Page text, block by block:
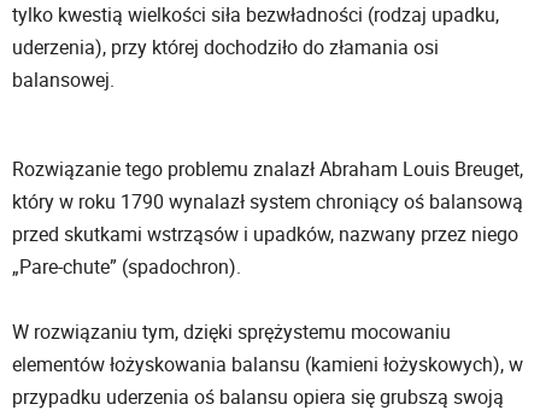
tylko kwestią wielkości siła bezwładności (rodzaj upadku,
uderzenia), przy której dochodziło do złamania osi
balansowej.
Rozwiązanie tego problemu znalazł Abraham Louis Breuget,
który w roku 1790 wynalazł system chroniący oś balansową
przed skutkami wstrząsów i upadków, nazwany przez niego
„Pare-chute” (spadochron).
W rozwiązaniu tym, dzięki sprężystemu mocowaniu
elementów łożyskowania balansu (kamieni łożyskowych), w
przypadku uderzenia oś balansu opiera się grubszą swoją